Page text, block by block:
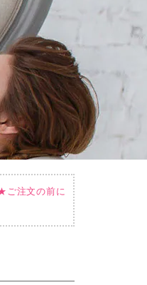
注文の前に